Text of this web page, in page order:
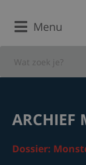
Menu
ARCHIEF
Dossier: